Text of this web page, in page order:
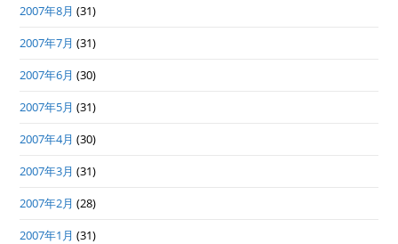
2007年8月 (31)
2007年7月 (31)
2007年6月 (30)
2007年5月 (31)
2007年4月 (30)
2007年3月 (31)
2007年2月 (28)
2007年1月 (31)